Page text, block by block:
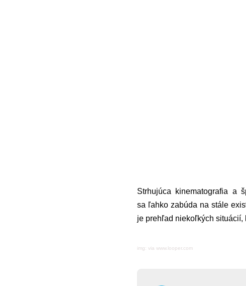
Strhujúca kinematografia a
sa ľahko zabúda na stále
je prehľad niekoľkých situácií,
img: via www.looper.com